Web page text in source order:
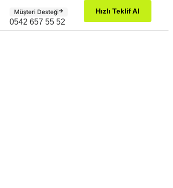
Müşteri Desteği
0542 657 55 52
Hızlı Teklif Al